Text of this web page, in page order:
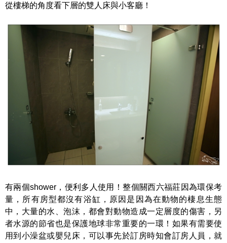
從樓梯的角度看下層的雙人床與小客廳！
有兩個shower，便利多人使用！整個關西六福莊因為環保考
量，所有房型都沒有浴缸，原因是因為在動物的棲息生態
中，大量的水、泡沫，都會對動物造成一定層度的傷害，另
者水源的節省也是保護地球非常重要的一環！如果有需要使
用到小澡盆或嬰兒床，可以事先於訂房時知會訂房人員，就